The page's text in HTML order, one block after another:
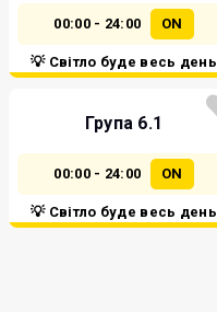
00:00 - 24:00 ON
💡 Світло буде весь день
Група 6.1
00:00 - 24:00 ON
💡 Світло буде весь день